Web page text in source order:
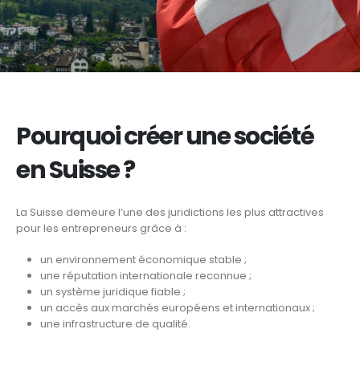
Pourquoi créer une société
en Suisse ?
La Suisse demeure l’une des juridictions les plus attractives
pour les entrepreneurs grâce à :
un environnement économique stable ;
une réputation internationale reconnue ;
un système juridique fiable ;
un accès aux marchés européens et internationaux ;
une infrastructure de qualité.